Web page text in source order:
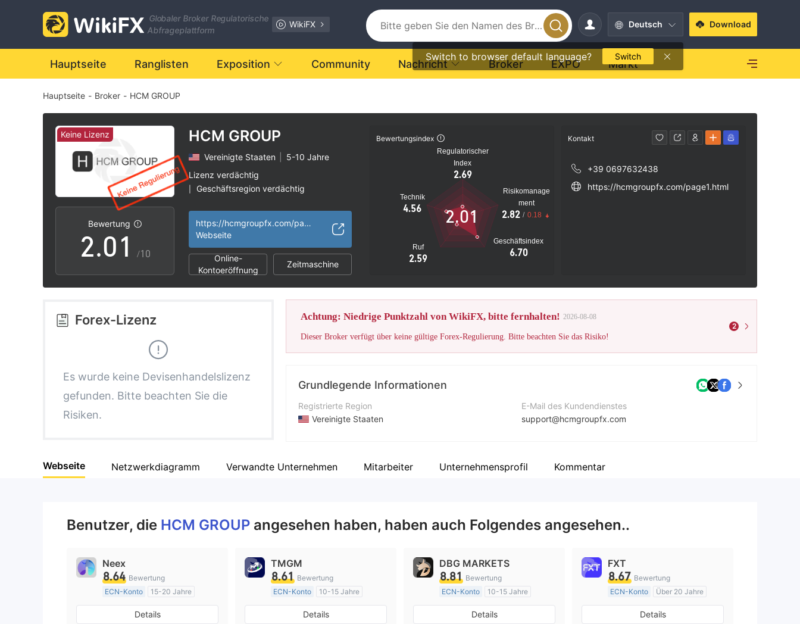
Globaler Broker Regulatorische
Abfrageplattform
WikiFX Deutsch
Switch to browser default language? Switch
Download
Hauptseite Ranglisten Exposition Community Nachricht Broker EXPO Markt
Hauptseite - Broker - HCM GROUP
Keine Lizenz
Bewertung
0
1
2
3
4
6
7
9
.0
1
2
4
6
8
9
0
1
2
3
5
7
9
/10
HCM GROUP
Vereinigte Staaten
5-10 Jahre
Lizenz verdächtig
Geschäftsregion verdächtig
https://hcmgroupfx.com/page1.html
Webseite
Online-
Kontoeröffnung
Zeitmaschine
Bewertungsindex
Regulatorischer
Index
2.69
Technik
4.56
Ruf
2.59
Geschäftsindex
6.70
Risikomanage
ment
2.82 / 0.18
2.01
Kontakt
+39 0697632438
https://hcmgroupfx.com/page1.html
Forex-Lizenz
Es wurde keine Devisenhandelslizenz
gefunden. Bitte beachten Sie die
Risiken.
Achtung: Niedrige Punktzahl von WikiFX, bitte fernhalten! 2026-08-08
Dieser Broker verfügt über keine gültige Forex-Regulierung. Bitte beachten Sie das Risiko!
2
Grundlegende Informationen
Registrierte Region
Vereinigte Staaten
Unternehmen
E-Mail des Kundendienstes
support@hcmgroupfx.com
Unternehmenswebsite
Webseite Netzwerkdiagramm Verwandte Unternehmen Mitarbeiter Unternehmensprofil Kommentar
Benutzer, die HCM GROUP angesehen haben, haben auch Folgendes angesehen..
Neex
8.64 Bewertung
ECN-Konto
15-20 Jahre
AustralienRegulierung
Market Making (MM)
Details
TMGM
8.61 Bewertung
ECN-Konto
10-15 Jahre
AustralienRegulierung
Market Making (MM)
Details
DBG MARKETS
8.81 Bewertung
ECN-Konto
10-15 Jahre
AustralienRegulierung
Market Making (MM)
Details
FXT
8.67 Bewertung
ECN-Konto
Über 20 Jahre
AustralienRegulierung
Market Making (MM)
Details